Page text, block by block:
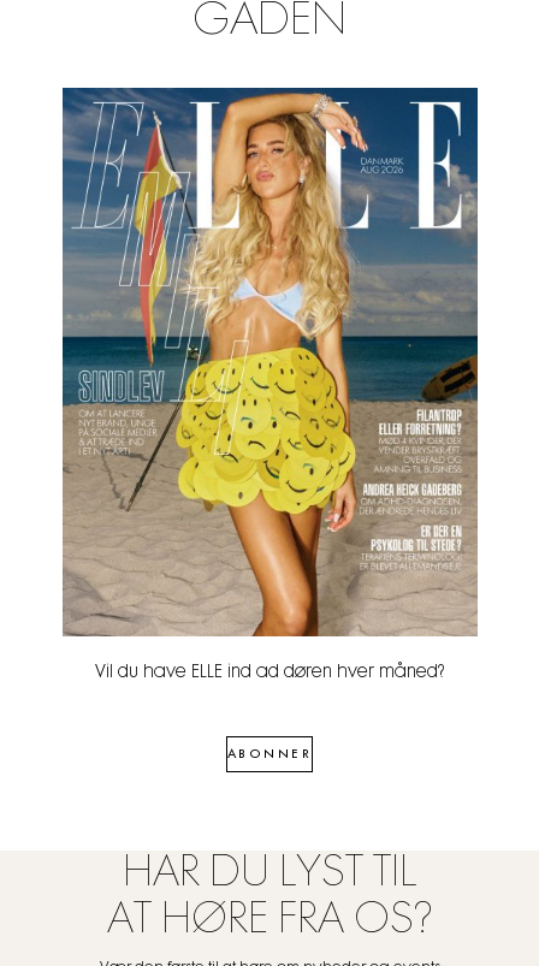
GADEN
Vil du have ELLE ind ad døren hver måned?
ABONNER
HAR DU LYST TIL
AT HØRE FRA OS?